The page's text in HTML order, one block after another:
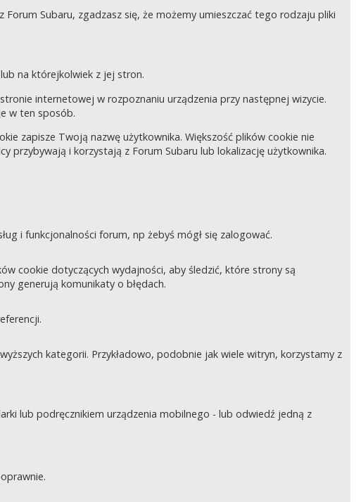
Subaru, zgadzasz się, że możemy umieszczać tego rodzaju pliki
na którejkolwiek z jej stron.
internetowej w rozpoznaniu urządzenia przy następnej wizycie.
w ten sposób.
zapisze Twoją nazwę użytkownika. Większość plików cookie nie
przybywają i korzystają z Forum Subaru lub lokalizację użytkownika.
i funkcjonalności forum, np żebyś mógł się zalogować.
cookie dotyczących wydajności, aby śledzić, które strony są
generują komunikaty o błędach.
kategorii. Przykładowo, podobnie jak wiele witryn, korzystamy z
lub podręcznikiem urządzenia mobilnego - lub odwiedź jedną z